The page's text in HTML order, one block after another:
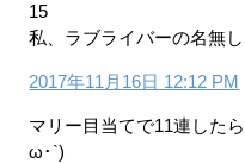
15
私、ラブライバーの名無し
2017年11月16日 12:12 PM
マリー目当てで11連した
ω･`)